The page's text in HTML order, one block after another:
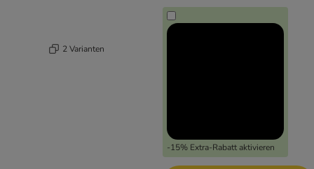
2 Varianten
-15% Extra-Rabatt aktivieren